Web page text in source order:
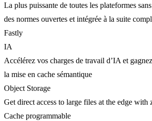
La plus puissante de toutes les plateformes
des normes ouvertes et intégrée à la suite
Fastly
IA
Accélérez vos charges de travail d’IA et
la mise en cache sémantique
Object Storage
Get direct access to large files at the edge with
Cache programmable